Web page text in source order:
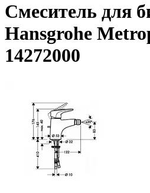
Смеситель для
Hansgrohe
14272000